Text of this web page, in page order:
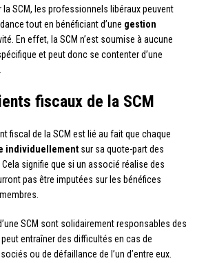
la SCM, les professionnels libéraux peuvent
tout en bénéficiant d’une gestion
En effet, la SCM n’est soumise à aucune
et peut donc se contenter d’une
fiscaux de la SCM
fiscal de la SCM est lié au fait que chaque
individuellement sur sa quote-part des
signifie que si un associé réalise des
pas être imputées sur les bénéfices
SCM sont solidairement responsables des
entraîner des difficultés en cas de
ou de défaillance de l’un d’entre eux.